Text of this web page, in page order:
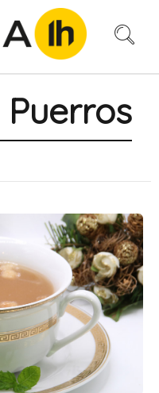
Puerros